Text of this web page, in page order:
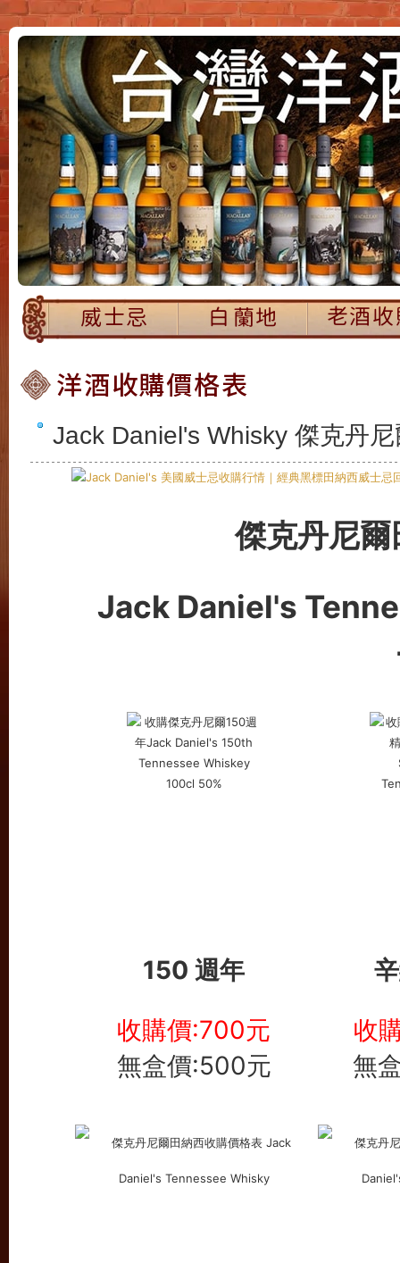
Jack Daniel's Whisky 傑克丹
傑克丹尼
Jack Daniel's
150 週年
收購價:700元
無盒價:500元
收
無